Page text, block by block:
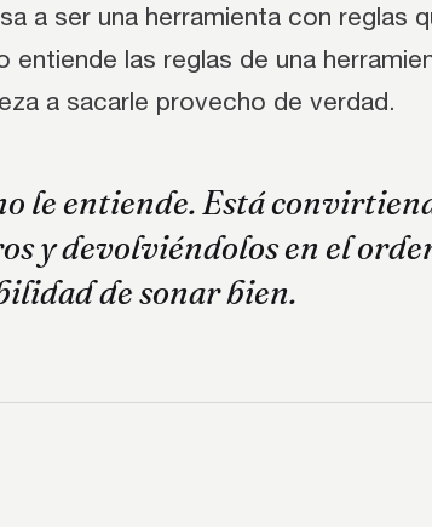
a ser una herramienta con reglas
entiende las reglas de una
a sacarle provecho de verdad.
le entiende. Está
y devolviéndolos en el
de sonar bien.